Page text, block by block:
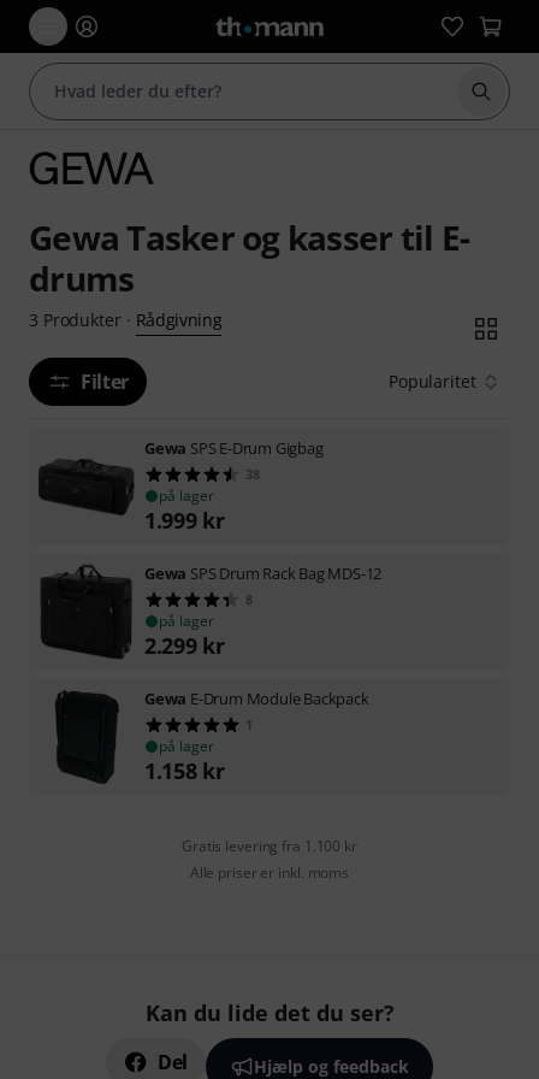
Start
Gewa Tasker og kasser til E-
drums
3 Produkter· Rådgivning
Filter Popularitet
Gewa SPS E-Drum Gigbag
38
på lager
1.999 kr
Gewa SPS Drum Rack Bag MDS-12
8
på lager
2.299 kr
Gewa E-Drum Module Backpack
1
på lager
1.158 kr
Gratis levering fra 1.100 kr
Alle priser er inkl. moms
Kan du lide det du ser?
Del Hjælp og feedback